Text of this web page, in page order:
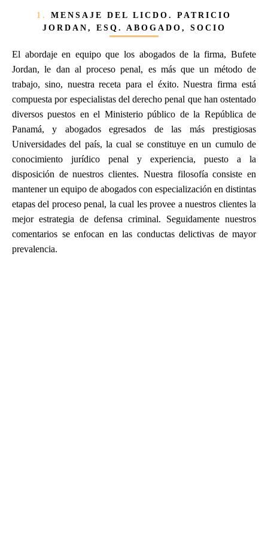
1. MENSAJE DEL LICDO. PATRICIO
JORDAN, ESQ. ABOGADO, SOCIO
El abordaje en equipo que los abogados de la firma, Bufete
Jordan, le dan al proceso penal, es más que un método de
trabajo, sino, nuestra receta para el éxito. Nuestra firma está
compuesta por especialistas del derecho penal que han ostentado
diversos puestos en el Ministerio público de la República de
Panamá, y abogados egresados de las más prestigiosas
Universidades del país, la cual se constituye en un cumulo de
conocimiento jurídico penal y experiencia, puesto a la
disposición de nuestros clientes. Nuestra filosofía consiste en
mantener un equipo de abogados con especialización en distintas
etapas del proceso penal, la cual les provee a nuestros clientes la
mejor estrategia de defensa criminal. Seguidamente nuestros
comentarios se enfocan en las conductas delictivas de mayor
prevalencia.